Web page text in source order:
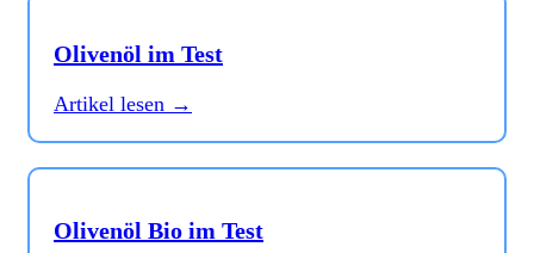
Olivenöl im Test
Artikel lesen →
Olivenöl Bio im Test